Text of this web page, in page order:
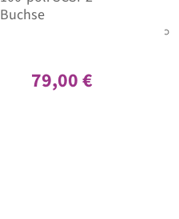
Buchse
79,00 €